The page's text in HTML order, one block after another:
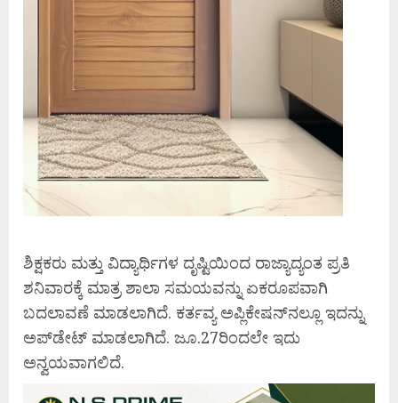
ಶಿಕ್ಷಕರು ಮತ್ತು ವಿದ್ಯಾರ್ಥಿಗಳ ದೃಷ್ಟಿಯಿಂದ ರಾಜ್ಯಾದ್ಯಂತ ಪ್ರತಿ
ಶನಿವಾರಕ್ಕೆ ಮಾತ್ರ ಶಾಲಾ ಸಮಯವನ್ನು ಏಕರೂಪವಾಗಿ
ಬದಲಾವಣೆ ಮಾಡಲಾಗಿದೆ. ಕರ್ತವ್ಯ ಅಪ್ಲಿಕೇಷನ್‌ನಲ್ಲೂ ಇದನ್ನು
ಅಪ್‌ಡೇಟ್‌ ಮಾಡಲಾಗಿದೆ. ಜೂ.27ರಿಂದಲೇ ಇದು
ಅನ್ವಯವಾಗಲಿದೆ.